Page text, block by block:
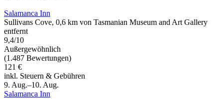
Salamanca Inn
Sullivans Cove, 0,6 km von Tasmanian Museum and Art Gallery
entfernt
9,4/10
Außergewöhnlich
(1.487 Bewertungen)
121 €
inkl. Steuern & Gebühren
9. Aug.–10. Aug.
Salamanca Inn